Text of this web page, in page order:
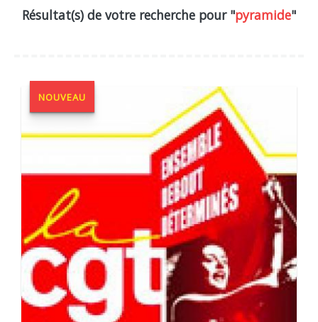
Résultat(s) de votre recherche pour "pyramide"
NOUVEAU